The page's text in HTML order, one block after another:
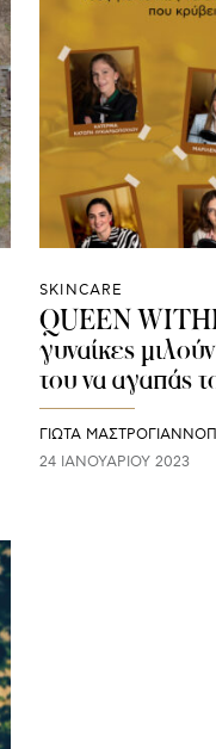
SKINCARE
QUEEN
γυναίκες
του να αγαπάς
ΓΙΩΤΑ
24 ΙΑΝΟΥΑΡΊΟΥ 2023